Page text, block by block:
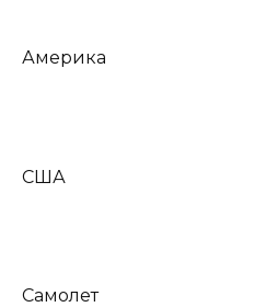
Америка
США
Самолет